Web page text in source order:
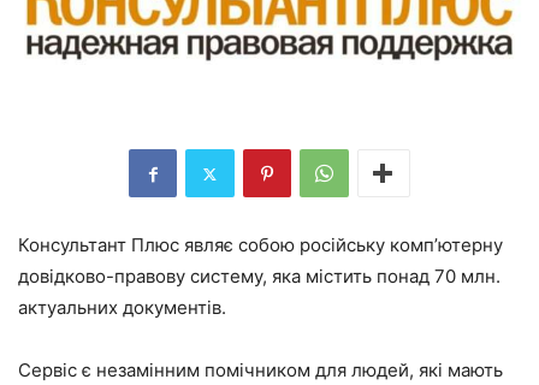
Консультант Плюс являє собою російську комп’ютерну
довідково-правову систему, яка містить понад 70 млн.
актуальних документів.
Сервіс є незамінним помічником для людей, які мають